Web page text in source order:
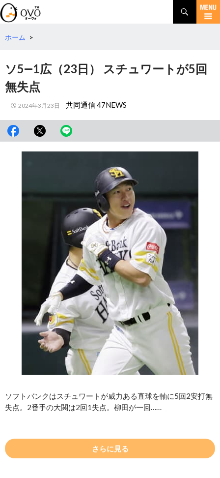
検
索
コ
テ
動
ホーム >
ソ5―1広（23日） スチュワートが5回
無失点
2024年3月23日 共同通信 47NEWS
ソフトバンクはスチュワートが威力ある直球を軸に5回2安打無
失点。2番手の大関は2回1失点。柳田が一回……
さらに見る